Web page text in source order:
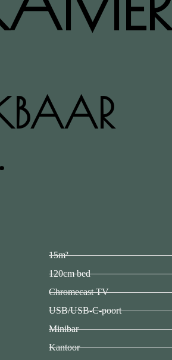
15m²
120cm bed
Chromecast TV
USB/USB-C-poort
Minibar
Kantoor